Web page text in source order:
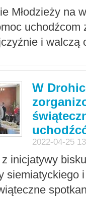
Młodzieży na
uchodźcom
i walczą
W
2022-04-25
inicjatywy
siemiatyckiego